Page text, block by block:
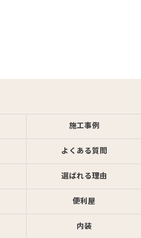
施工事例
よくある質問
選ばれる理由
便利屋
内装